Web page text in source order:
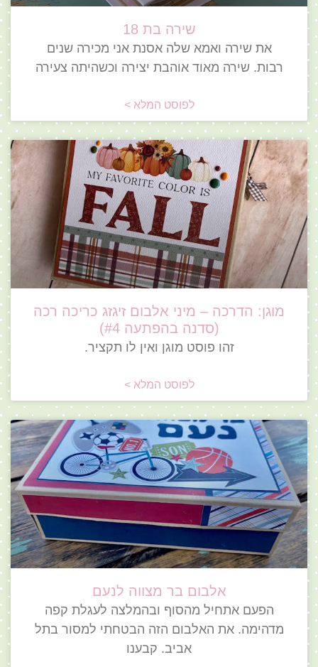
שירה בת 18
את שירה ואמא שלה אסנת אני מכירה שנים
רבות. שירה מאוד אוהבת יצירה וכשהיתה צעירה
לפוסט המלא >
מוגן: הדרכה – מיני אלבום זיגזג כריכה רכה
(סדנה בהפתעה #4)
זהו פוסט מוגן ואין לו תקציר.
לפוסט המלא >
אלבום בר מצווה לנעם
הפעם אתחיל מהסוף ובהמלצה לעגלת קפה
מדהימה. את האלבום הזה הבטחתי למסור בתל
אביב. קבענו